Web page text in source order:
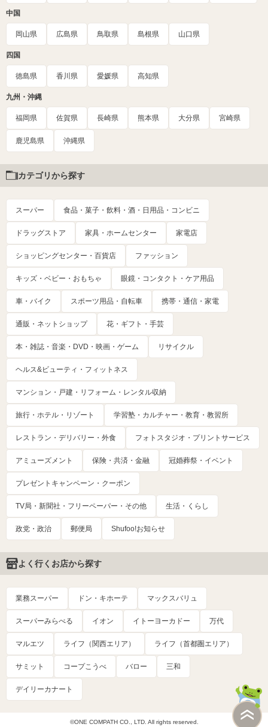
中国
岡山県 広島県 鳥取県 島根県 山口県
四国
徳島県 香川県 愛媛県 高知県
九州・沖縄
福岡県 佐賀県 長崎県 熊本県 大分県 宮崎県
鹿児島県 沖縄県
カテゴリから探す
スーパー 食品・菓子・飲料・酒・日用品・コンビニ
ドラッグストア 家具・ホームセンター 家電店
ショッピングセンター・百貨店 ファッション
キッズ・ベビー・おもちゃ 眼鏡・コンタクト・ケア用品
車・バイク スポーツ用品・自転車 携帯・通信・家電
通販・ネットショップ 花・ギフト・手芸
本・雑誌・音楽・DVD・映画・ゲーム リサイクル
ヘルス&ビューティ・フィットネス
マンション・戸建・リフォーム・レンタル収納
旅行・ホテル・リゾート 学習塾・カルチャー・教育・教習所
レストラン・デリバリー・外食 フォトスタジオ・プリントサービス
アミューズメント 保険・共済・金融 冠婚葬祭・イベント
プレゼントキャンペーン・クーポン
TV局・新聞社・フリーペーパー・その他 生活・くらし
政党・政治 郵便局 Shufoo!お知らせ
よく行くお店から探す
業務スーパー ドン・キホーテ マックスバリュ
スーパーみらべる イオン イトーヨーカドー 万代
マルエツ ライフ（関西エリア） ライフ（首都圏エリア）
サミット コープこうべ バロー 三和
デイリーカナート
©ONE COMPATH CO., LTD. All rights reserved.